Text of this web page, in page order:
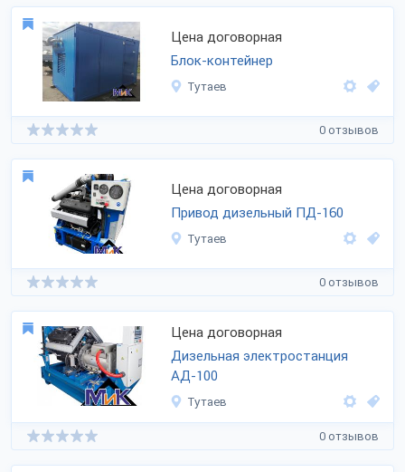
Цена договорная
Блок-контейнер
Тутаев
0 отзывов
Цена договорная
Привод дизельный ПД-160
Тутаев
0 отзывов
Цена договорная
Дизельная электростанция
АД-100
Тутаев
0 отзывов